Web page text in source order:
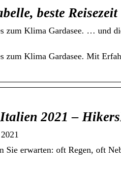
beste Reisezeit
zum Klima Gardasee. … und
Klima Gardasee. Mit
2021 –
Sie erwarten: oft Regen, oft